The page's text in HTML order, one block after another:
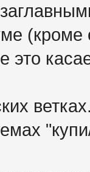
(кроме
это